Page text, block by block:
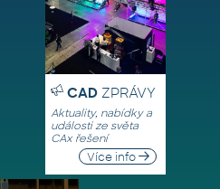
CADZPRÁVY
Aktuality, nabídky a
události ze světa
CAx řešení
Více info